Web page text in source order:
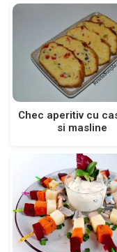
Chec aperitiv cu
si masline